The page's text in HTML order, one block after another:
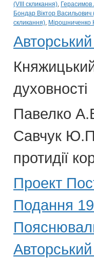
(VIII скликання)
Бондар Віктор Васильович
скликання) Мірошниченко
духовності
Павелко
Савчук Ю.П.
протидії
Проект
Подання